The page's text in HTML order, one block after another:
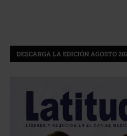
DESCARGA LA EDICIÓN AGOSTO